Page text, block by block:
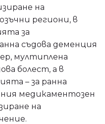
на
региони, в
за
съдова деменция
мултиплена
болест, а в
– за ранна
медикаментозен
на